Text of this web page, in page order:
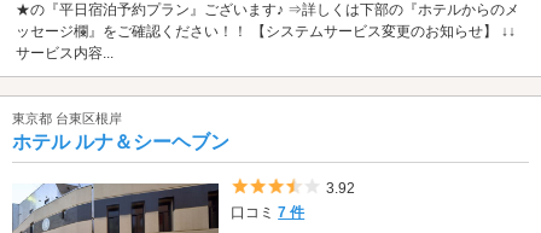
★の『平日宿泊予約プラン』ございます♪ ⇒詳しくは下部の『ホテルからのメ
ッセージ欄』をご確認ください！！ 【システムサービス変更のお知らせ】 ↓↓
サービス内容...
東京都 台東区根岸
ホテル ルナ＆シーヘブン
5つ星のうち3.5
3.92
口コミ7 件